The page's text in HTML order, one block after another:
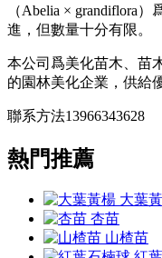
（Abelia × grandiflora
進，但數量十分有限。
本公司爲美化苗木、苗
的園林美化企業，供給
聯系方法13966343628
熱門推薦
大葉
杏苗
山楂苗